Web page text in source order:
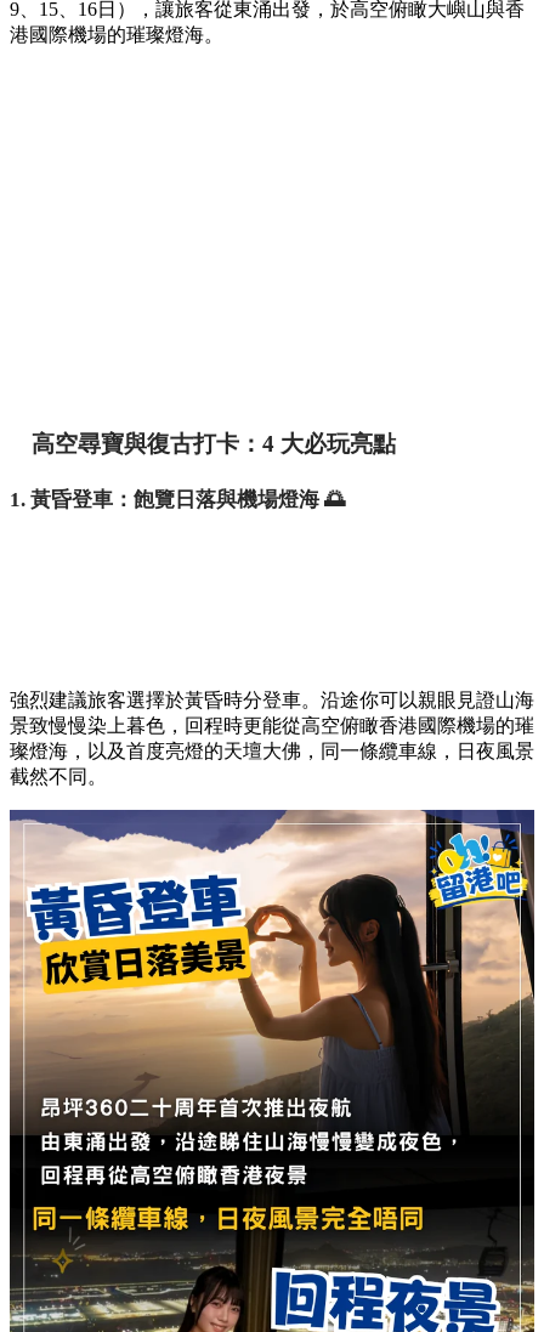
9、15、16日），讓旅客從東涌出發，於高空俯瞰大嶼山與香
港國際機場的璀璨燈海。
高空尋寶與復古打卡：4 大必玩亮點
1. 黃昏登車：飽覽日落與機場燈海 🌅
強烈建議旅客選擇於黃昏時分登車。沿途你可以親眼見證山海
景致慢慢染上暮色，回程時更能從高空俯瞰香港國際機場的璀
璨燈海，以及首度亮燈的天壇大佛，同一條纜車線，日夜風景
截然不同。